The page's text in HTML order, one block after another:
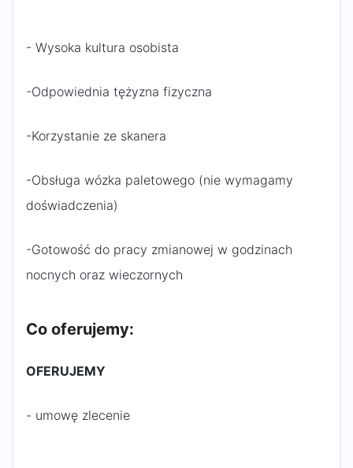
- Wysoka kultura osobista
-Odpowiednia tężyzna fizyczna
-Korzystanie ze skanera
-Obsługa wózka paletowego (nie wymagamy
doświadczenia)
-Gotowość do pracy zmianowej w godzinach
nocnych oraz wieczornych
Co oferujemy:
OFERUJEMY
- umowę zlecenie